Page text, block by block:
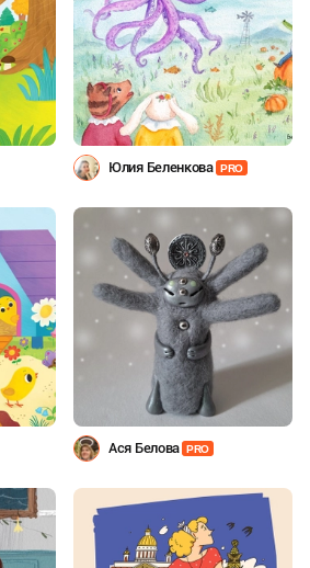
Юлия Беленкова PRO
Ася Белова PRO